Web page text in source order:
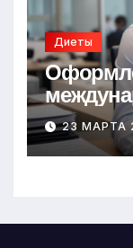
Диеты
23 МАРТА